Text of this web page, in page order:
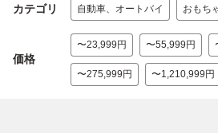
カテゴリ 自動車、オートバイ おもち
価格
〜23,999円 〜55,999円
〜275,999円 〜1,210,999円